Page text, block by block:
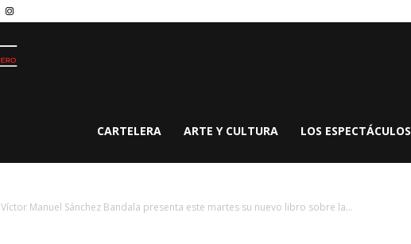
CARTELERA ARTE Y CULTURA LOS ESPECTÁCULOS
Víctor Manuel Sánchez Bandala presenta este martes su nuevo libro sobre la...